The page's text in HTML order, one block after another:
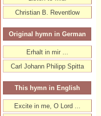
Christian B. Reventlow
Original hymn in German
Erhalt in mir ...
Carl Johann Philipp Spitta
This hymn in English
Excite in me, O Lord ...